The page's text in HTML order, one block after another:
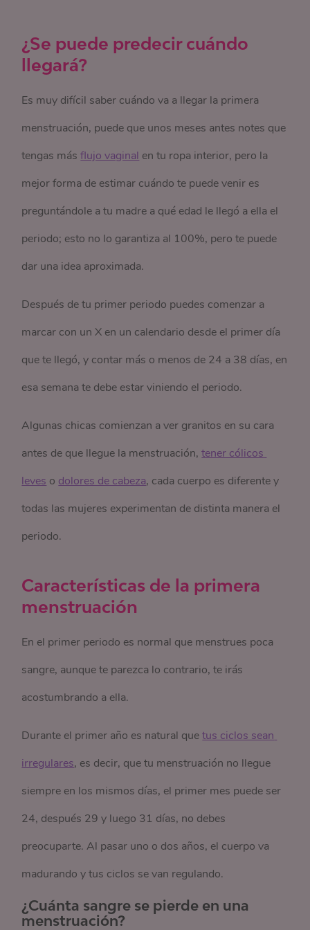
¿Se puede predecir cuándo
llegará?
Es muy difícil saber cuándo va a llegar la primera
menstruación, puede que unos meses antes notes que
tengas másflujo vaginal en tu ropa interior, pero la
mejor forma de estimar cuándo te puede venir es
preguntándole a tu madre a qué edad le llegó a ella el
periodo; esto no lo garantiza al 100%, pero te puede
dar una idea aproximada.
Después de tu primer periodo puedes comenzar a
marcar con un X en un calendario desde el primer día
que te llegó, y contar más o menos de 24 a 38 días, en
esa semana te debe estar viniendo el periodo.
Algunas chicas comienzan a ver granitos en su cara
antes de que llegue la menstruación,tener cólicos
leves o dolores de cabeza, cada cuerpo es diferente y
todas las mujeres experimentan de distinta manera el
periodo.
Características de la primera
menstruación
En el primer periodo es normal que menstrues poca
sangre, aunque te parezca lo contrario, te irás
acostumbrando a ella.
Durante el primer año es natural quetus ciclos sean
irregulares, es decir, que tu menstruación no llegue
siempre en los mismos días, el primer mes puede ser
24, después 29 y luego 31 días, no debes
preocuparte. Al pasar uno o dos años, el cuerpo va
madurando y tus ciclos se van regulando.
¿Cuánta sangre se pierde en una
menstruación?